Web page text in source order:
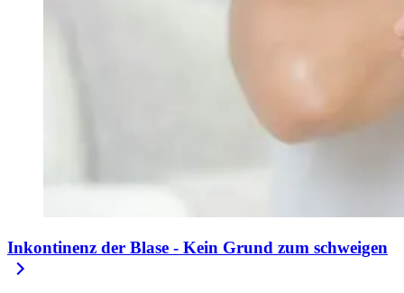
Inkontinenz der Blase - Kein Grund zum schweigen